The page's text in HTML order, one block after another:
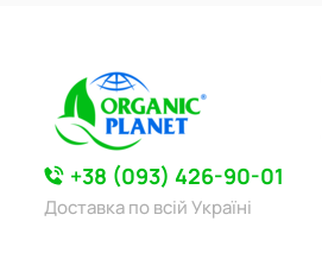
+38 (093) 426-90-01
Доставка по всій Україні